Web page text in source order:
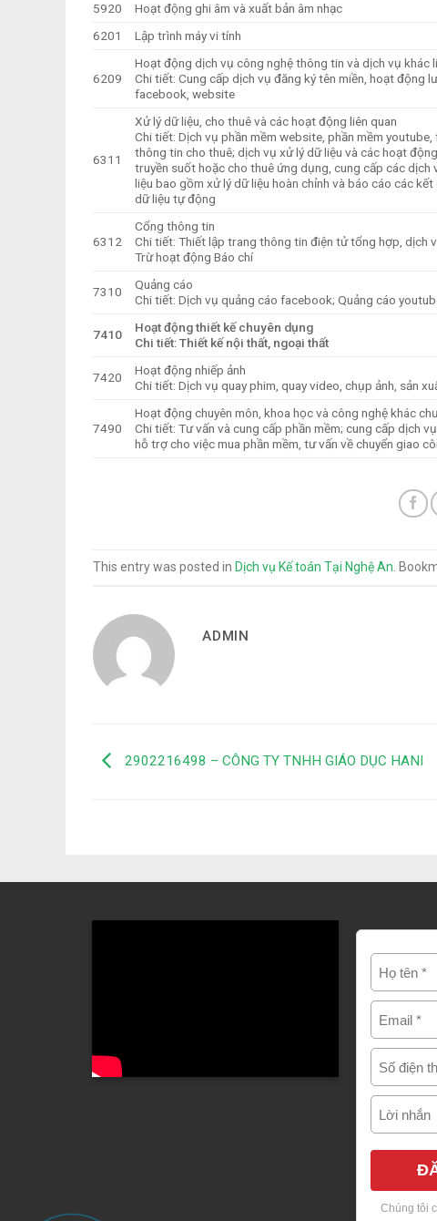
5920
Hoạt động ghi âm và xuất bản âm nhạc
6201
Lập trình máy vi tính
6209
Hoạt động dịch vụ công nghệ thông tin và dịch vụ khác
Chi tiết: Cung cấp dịch vụ đăng ký tên miền, hoạt động
facebook, website
6311
Xử lý dữ liệu, cho thuê và các hoạt động liên quan
Chi tiết: Dịch vụ phần mềm website, phần mềm
thông tin cho thuê; dịch vụ xử lý dữ liệu và các hoạt
truyền suốt hoặc cho thuê ứng dụng, cung cấp các
liệu bao gồm xử lý dữ liệu hoàn chỉnh và báo cáo các
dữ liệu tự động
6312
Cổng thông tin
Chi tiết: Thiết lập trang thông tin điện tử tổng hợp, dịch
Trừ hoạt động Báo chí
7310
Quảng cáo
Chi tiết: Dịch vụ quảng cáo facebook; Quảng cáo
7410
Hoạt động thiết kế chuyên dụng
Chi tiết: Thiết kế nội thất, ngoại thất
7420
Hoạt động nhiếp ảnh
Chi tiết: Dịch vụ quay phim, quay video, chụp ảnh, sản
7490
Hoạt động chuyên môn, khoa học và công nghệ khác
Chi tiết: Tư vấn và cung cấp phần mềm; cung cấp dịch
hỗ trợ cho việc mua phần mềm, tư vấn về chuyển giao
This entry was posted in Dịch vụ Kế toán Tại Nghệ An.
ADMIN
2902216498 – CÔNG TY TNHH GIÁO DỤC HANI